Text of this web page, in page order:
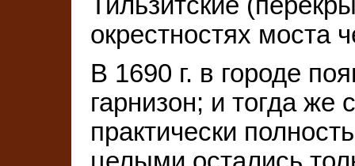
окрестностях моста
В 1690 г. в городе
гарнизон; и тогда
практически